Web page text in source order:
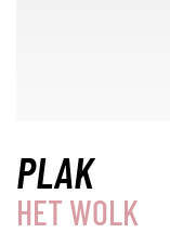
PLAK
HET WOLK